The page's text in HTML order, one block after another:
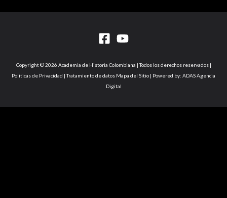
Copyright © 2026 Academia de Historia Colombiana | Todos los derechos reservados |
Politicas de Privacidad | Tratamiento de datos Mapa del Sitio | Powered by: ADAS Agencia
Digital